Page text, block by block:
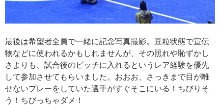
最後は希望者全員で一緒に記念写真撮影。豆粒状態で宣伝
物などに使われるかもしれませんが、その照れや恥ずかし
さよりも、試合後のピッチに入れるというレア経験を優先
して参加させてもらいました。おおお、さっきまで目が離
せないプレーをしていた選手がすぐそこにいる！ちびりそ
う！ちびっちゃダメ！